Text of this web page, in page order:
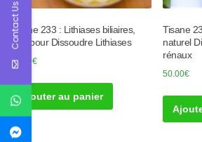
Tisane 233 : Lithiases biliaires,
Thé pour Dissoudre Lithiases
50.00€
Ajouter au panier
Tisane
naturel
rénaux
50.00€
Contact Us